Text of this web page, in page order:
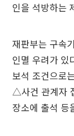
인을 석방하는
재판부는 구속
인멸 우려가 있
보석 조건으로
△사건 관계자
장소에 출석 등